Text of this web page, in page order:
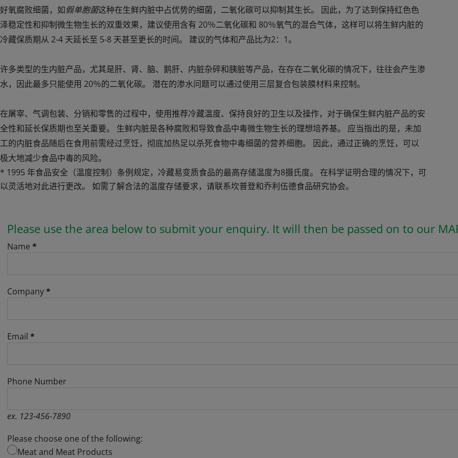
好氧腐败细菌，如假单胞菌这种在生鲜内脏中占优势的细菌，二氧化碳可以抑制其生长。 因此，为了达到保持红色色
泽稳定性和抑制微生物生长的双重效果，建议使用含有 20％二氧化碳和 80％氧气的混合气体，这样可以将生鲜内脏的
冷藏保质期从 2-4 天延长至 5-8 天甚至更长的时间。 建议的气体和产品比为2：1。
许多类型的生内脏产品，尤其是肝、肾、脑、鹅肝、内脏杂碎和胰脏等产品，在存在二氧化碳的情况下，往往会产生渗
水，因此最多只能使用 20％的二氧化碳。 潜在的渗水问题可以通过使用三层复合包装膜材料来控制。
在屠宰、气调包装、分销和零售的过程中，使用推荐冷藏温度、保持良好的卫生以及操作，对于确保生鲜内脏产品的安
全性和延长保质期也至关重要。 生鲜内脏是各种腐败和导致食品中毒微生物生长的理想培养基。 应当指出的是，未加
工的内脏食品随后在食用前需经过烹饪，彻底加热足以杀死食物中毒细菌的营养细胞。 因此，通过正确的烹饪，可以
极大地减少食品中毒的风险。
* 1995 年食品安全（温度控制）条例规定，冷藏易变质食品的最高存储温度为8摄氏度。
在科学证明合理的情况下，可
以灵活地对此进行更改。 如需了解合法的温度存储要求，请联系坎普登和乔利伍德食品研究协会。
Please use the area below to submit your enquiry. It will then be passed on to our
Name *
Company*
Email *
Phone Number
ex. 123-456-7890
Please choose one of the following:
Meat and Meat Products